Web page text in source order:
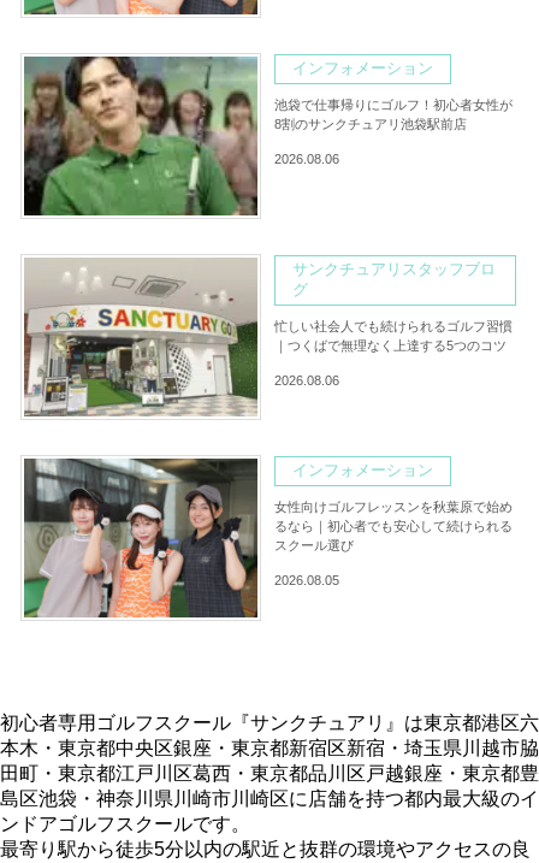
インフォメーション
池袋で仕事帰りにゴルフ！初心者女性が
8割のサンクチュアリ池袋駅前店
2026.08.06
サンクチュアリスタッフブロ
グ
忙しい社会人でも続けられるゴルフ習慣
｜つくばで無理なく上達する5つのコツ
2026.08.06
インフォメーション
女性向けゴルフレッスンを秋葉原で始め
るなら｜初心者でも安心して続けられる
スクール選び
2026.08.05
初心者専用ゴルフスクール『サンクチュアリ』は東京都港区六
本木・東京都中央区銀座・東京都新宿区新宿・埼玉県川越市脇
田町・東京都江戸川区葛西・東京都品川区戸越銀座・東京都豊
島区池袋・神奈川県川崎市川崎区に店舗を持つ都内最大級のイ
ンドアゴルフスクールです。
最寄り駅から徒歩5分以内の駅近と抜群の環境やアクセスの良